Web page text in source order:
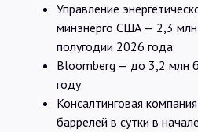
Управление
минэнерго США — 2,3 млн
полугодии 2026 года
Bloomberg — до 3,2 млн
году
Консалтинговая
баррелей в сутки в